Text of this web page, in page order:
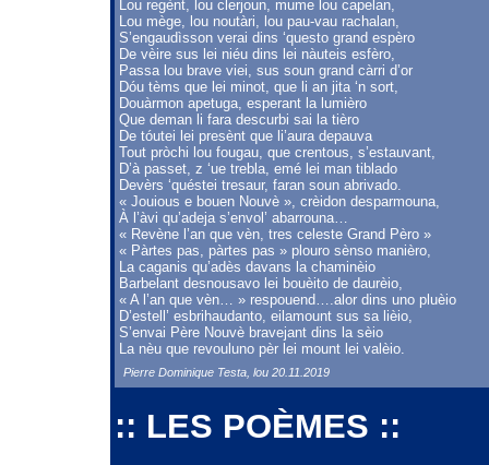
Lou regènt, lou clerjoun, mume lou capelan,
Lou mège, lou noutàri, lou pau-vau rachalan,
S’engaudìsson verai dins ‘questo grand espèro
De vèire sus lei niéu dins lei nàuteis esfèro,
Passa lou brave viei, sus soun grand càrri d’or
Dóu tèms que lei minot, que li an jita ‘n sort,
Douàrmon apetuga, esperant la lumièro
Que deman li fara descurbi sai la tièro
De tóutei lei presènt que li’aura depauva
Tout pròchi lou fougau, que crentous, s’estauvant,
D’à passet, z ‘ue trebla, emé lei man tiblado
Devèrs ‘quéstei tresaur, faran soun abrivado.
« Jouious e bouen Nouvè », crèidon desparmouna,
À l’àvi qu’adeja s’envol’ abarrouna…
« Revène l’an que vèn, tres celeste Grand Pèro »
« Pàrtes pas, pàrtes pas » plouro sènso manièro,
La caganis qu’adès davans la chaminèio
Barbelant desnousavo lei bouèito de daurèio,
« A l’an que vèn… » respouend….alor dins uno pluèio
D’estell’ esbrihaudanto, eilamount sus sa lièio,
S’envai Père Nouvè bravejant dins la sèio
La nèu que revouluno pèr lei mount lei valèio.
Pierre Dominique Testa, lou 20.11.2019
:: LES POÈMES ::